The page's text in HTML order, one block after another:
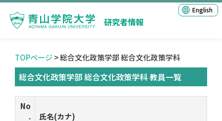
研究者情報
English
TOPページ > 総合文化政策学部 総合文化政策学科
総合文化政策学部 総合文化政策学科 教員一覧
No
.
氏名(カナ)